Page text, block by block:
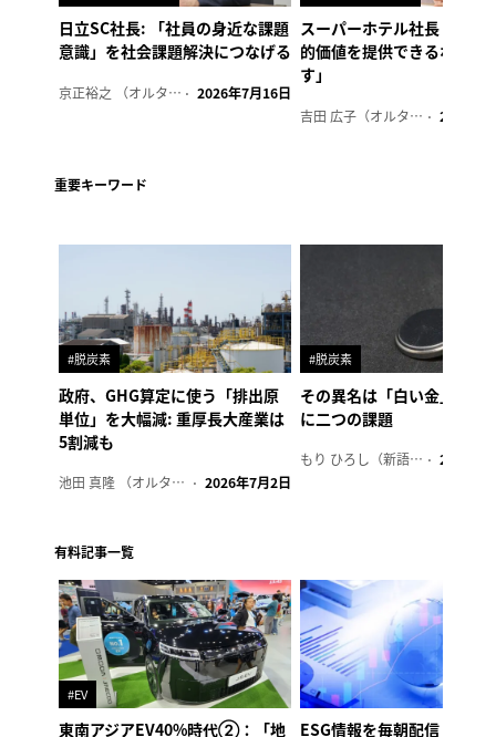
日立SC社長: 「社員の身近な課題
意識」を社会課題解決につなげる
京正裕之 （オルタナ副編集長） 2026年7月16日
スーパーホテル社長「地域
的価値を提供できるホテル
す」
吉田 広子（オルタナ輪番編集長） 2026年6
重要キーワード
#脱炭素
政府、GHG算定に使う「排出原
単位」を大幅減: 重厚長大産業は
5割減も
池田 真隆 （オルタナ輪番編集長） 2026年7月2日
#脱炭素
その異名は「白い金」、リ
に二つの課題
もり ひろし（新語ウォッチャー） 2023年7
有料記事一覧
#EV
東南アジアEV40%時代②：「地
ESG情報を毎朝配信「オル